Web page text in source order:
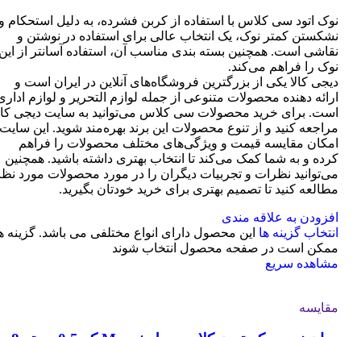
نوک اتود سی کلاس با استفاده از کربن فشرده، به دلیل استحکام
نشکستن کمتر نوک، یک انتخاب عالی برای استفاده در نوشتن و
نقاشی است. همچنین بسته بندی مناسب آن، استفاده آسانتر از
نوک را فراهم می‌کند.
دیجی کالا یکی از بزرگترین فروشگاه‌های آنلاین در ایران است و
ارائه دهنده محصولات متنوعی از جمله لوازم التحریر و لوازم
است. برای خرید محصولات سی کلاس می‌توانید به سایت دیجی
مراجعه کنید و از تنوع محصولات این برند بهره‌مند شوید. این سایت
امکان مقایسه قیمت و ویژگی‌های مختلف محصولات را فراهم
کرده و به شما کمک می‌کند تا انتخاب بهتری داشته باشید. همچنین
می‌توانید نظرات و تجربیات دیگران را در مورد محصولات مورد
مطالعه کنید تا تصمیم بهتری برای خرید خودتان بگیرید.
افزودن به علاقه مندی
انتخاب گزینه ها این محصول دارای انواع مختلفی می باشد. گزینه
ممکن است در صفحه محصول انتخاب شوند
مشاهده سریع
مقایسه